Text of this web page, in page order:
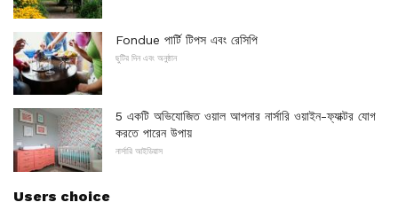
Fondue পার্টি টিপস এবং রেসিপি
ছুটির দিন এবং অনুষ্ঠান
5 একটি অভিযোজিত ওয়াল আপনার নার্সারি ওয়াইন-ফ্যাক্টর যোগ
করতে পারেন উপায়
নার্সারি আইডিয়াস
Users choice